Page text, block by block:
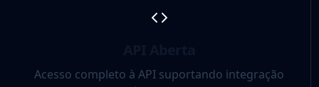
Acesso completo à API suportando integração